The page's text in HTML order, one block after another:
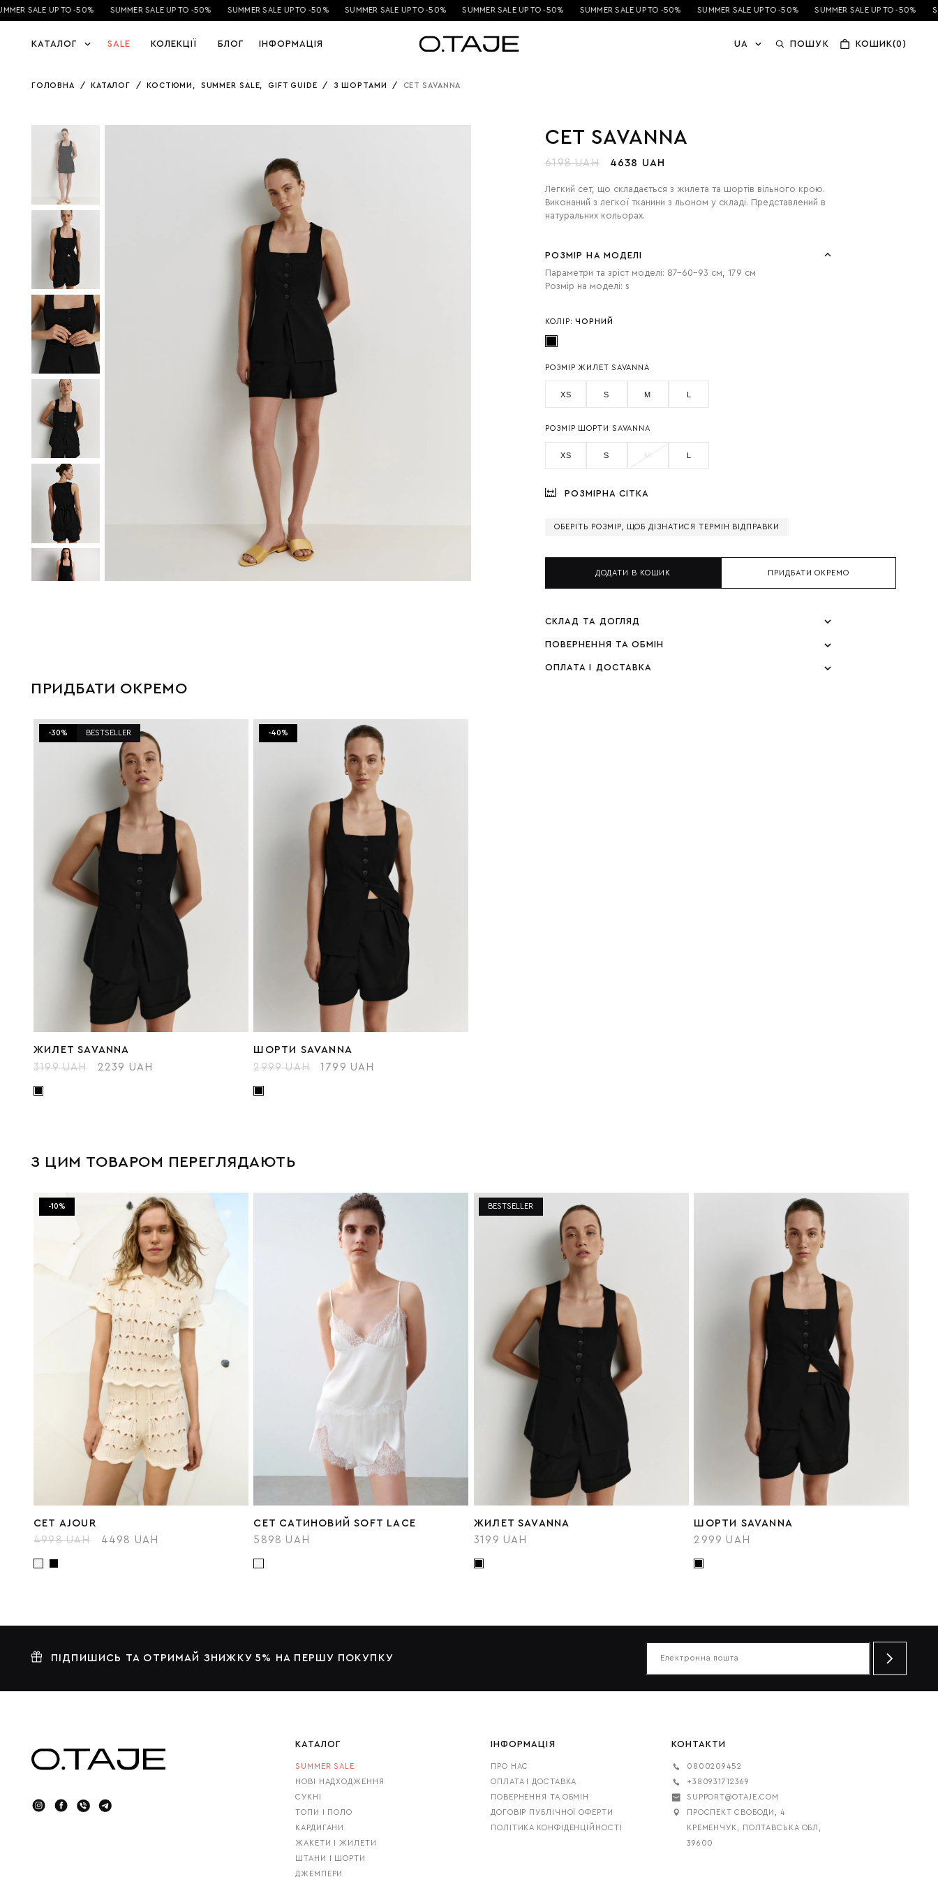
SALE UP TO -50% SUMMER SALE UP TO -50% SUMMER SALE UP TO -50% SUMMER SALE UP TO -50% SUMMER SALE UP TO -50% SUMMER SALE UP TO -50% SUMMER SALE UP TO -50% SUMMER SALE UP TO -50%
КАТАЛОГ SALE КОЛЕКЦІЇ БЛОГ ІНФОРМАЦІЯ UA ПОШУК КОШИК(0)
ГОЛОВНА / КАТАЛОГ / КОСТЮМИ SUMMER SALE GIFT GUIDE / З ШОРТАМИ / СЕТ SAVANNA
СЕТ SAVANNA
6198 UAH 4638 UAH
Легкий сет, що складається з жилета та шортів вільного крою.
Виконаний з легкої тканини з льоном у складі. Представлений в
натуральних кольорах.
РОЗМІР НА МОДЕЛІ
Параметри та зріст моделі: 87-60-93 см, 179 см
Розмір на моделі: s
КОЛІР:ЧОРНИЙ
РОЗМІР ЖИЛЕТ SAVANNA
XS S M L
РОЗМІР ШОРТИ SAVANNA
XS S M L
РОЗМІРНА СІТКА
ОБЕРІТЬ РОЗМІР, ЩОБ ДІЗНАТИСЯ ТЕРМІН ВІДПРАВКИ
ДОДАТИ В КОШИК ПРИДБАТИ ОКРЕМО
СКЛАД ТА ДОГЛЯД
ПОВЕРНЕННЯ ТА ОБМІН
ОПЛАТА І ДОСТАВКА
ПРИДБАТИ ОКРЕМО
-30% BESTSELLER
ЖИЛЕТ SAVANNA
3199 UAH
2239 UAH
-40%
ШОРТИ SAVANNA
2999 UAH
1799 UAH
З ЦИМ ТОВАРОМ ПЕРЕГЛЯДАЮТЬ
-10%
СЕТ AJOUR
4998 UAH
4498 UAH
СЕТ САТИНОВИЙ SOFT LACE
5898 UAH
BESTSELLER
ЖИЛЕТ SAVANNA
3199 UAH
ШОРТИ SAVANNA
2999 UAH
ПІДПИШИСЬ ТА ОТРИМАЙ ЗНИЖКУ 5% НА ПЕРШУ ПОКУПКУ
КАТАЛОГ
SUMMER SALE
НОВІ НАДХОДЖЕННЯ
СУКНІ
ТОПИ І ПОЛО
КАРДИГАНИ
ЖАКЕТИ І ЖИЛЕТИ
ШТАНИ І ШОРТИ
ДЖЕМПЕРИ
ІНФОРМАЦІЯ
ПРО НАС
ОПЛАТА І ДОСТАВКА
ПОВЕРНЕННЯ ТА ОБМІН
ДОГОВІР ПУБЛІЧНОЇ ОФЕРТИ
ПОЛІТИКА КОНФІДЕНЦІЙНОСТІ
КОНТАКТИ
0800209452
+380931712369
SUPPORT@OTAJE.COM
ПРОСПЕКТ СВОБОДИ, 4
КРЕМЕНЧУК, ПОЛТАВСЬКА ОБЛ,
39600